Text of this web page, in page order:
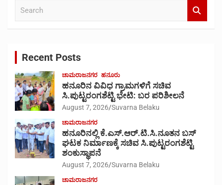
Recent Posts
ಚಾಮರಾಜನಗರ ಹನೂರು
ಹನೂರಿನ ವಿವಿಧ ಗ್ರಾಮಗಳಿಗೆ ಸಚಿವ
ಸಿ.ಪುಟ್ಟರಂಗಶೆಟ್ಟಿ ಭೇಟಿ: ಬರ ಪರಿಶೀಲನೆ
August 7, 2026 Suvarna Belaku
ಚಾಮರಾಜನಗರ
ಹನೂರಿನಲ್ಲಿ ಕೆ.ಎಸ್.ಆರ್.ಟಿ.ಸಿ.ನೂತನ ಬಸ್
ಘಟಕ ನಿರ್ಮಾಣಕ್ಕೆ ಸಚಿವ ಸಿ.ಪುಟ್ಟರಂಗಶೆಟ್ಟಿ
ಶಂಕುಸ್ಥಾಪನೆ
August 7, 2026 Suvarna Belaku
ಚಾಮರಾಜನಗರ